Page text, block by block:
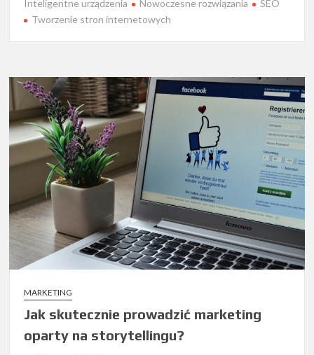
Inteligentne urządzenia Nowoczesne rozwiązania
SEO
Tworzenie stron internetowych
MARKETING
Jak skutecznie prowadzić marketing
oparty na storytellingu?